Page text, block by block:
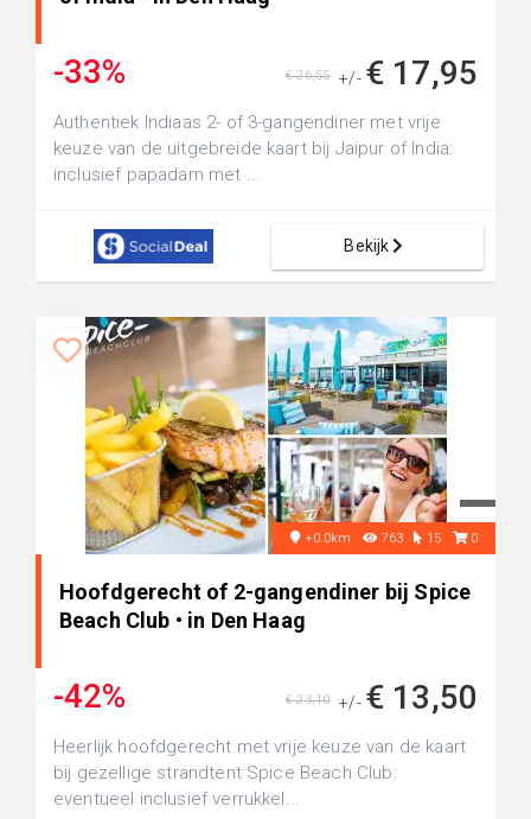
-33% +/- € 17,95
€ 26,55
Authentiek Indiaas 2- of 3-gangendiner met vrije
keuze van de uitgebreide kaart bij Jaipur of India:
inclusief papadam met ...
Bekijk
+0.0km 763 15 0
Hoofdgerecht of 2-gangendiner bij Spice
Beach Club • in Den Haag
-42% +/- € 13,50
€ 23,10
Heerlijk hoofdgerecht met vrije keuze van de kaart
bij gezellige strandtent Spice Beach Club:
eventueel inclusief verrukkel...